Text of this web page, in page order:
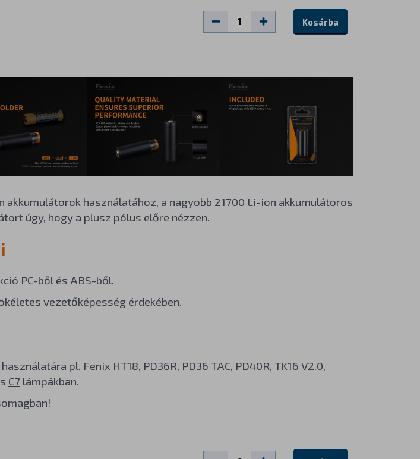
Kosárba
akkumulátorok használatához, a nagyobb 21700 Li-ion akkumulátoros
úgy, hogy a plusz pólus előre nézzen.
PC-ből és ABS-ből.
vezetőképesség érdekében.
pl. Fenix HT18, PD36R, PD36 TAC, PD40R, TK16 V2.0,
C7 lámpákban.